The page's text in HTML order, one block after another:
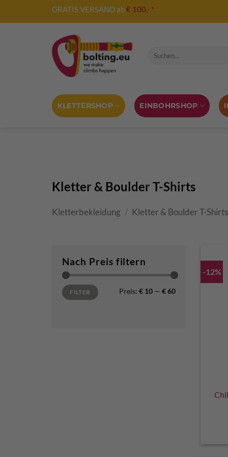
GRATIS VERSAND ab€ 100,- *
Suche nach:
KLETTERSHOP EINBOHRSHOP
Kletter & Boulder T-Shirts
Kletterbekleidung / Kletter & Boulder T-Shirts
Nach Preis filtern
Min. Preis
Max. Preis
FILTER Preis: € 10— € 60
-12%